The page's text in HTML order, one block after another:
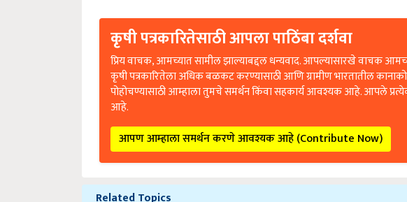
कृषी पत्रकारितेसाठी आपला पाठिंबा दर्शवा
प्रिय वाचक, आमच्यात सामील झाल्याबद्दल धन्यवाद. आपल्यासारखे वाचक
कृषी पत्रकारितेला अधिक बळकट करण्यासाठी आणि ग्रामीण भारतातील
पोहोचण्यासाठी आम्हाला तुमचे समर्थन किंवा सहकार्य आवश्यक आहे. आपले
आहे.
आपण आम्हाला समर्थन करणे आवश्यक आहे (Contribute Now)
Related Topics